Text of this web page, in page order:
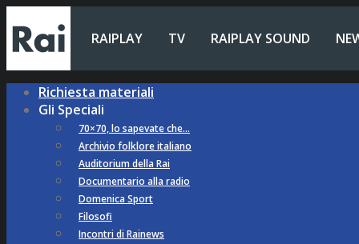
RAIPLAY TV RAIPLAY SOUND
Richiesta materiali
Gli Speciali
70×70, lo sapevate che…
Archivio folklore italiano
Auditorium della Rai
Documentario alla radio
Domenica Sport
Filosofi
Incontri di Rainews